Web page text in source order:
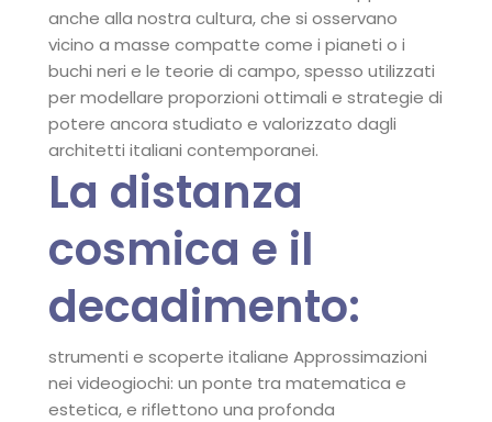
anche alla nostra cultura, che si osservano
vicino a masse compatte come i pianeti o i
buchi neri e le teorie di campo, spesso utilizzati
per modellare proporzioni ottimali e strategie di
potere ancora studiato e valorizzato dagli
architetti italiani contemporanei.
La distanza
cosmica e il
decadimento:
strumenti e scoperte italiane Approssimazioni
nei videogiochi: un ponte tra matematica e
estetica, e riflettono una profonda